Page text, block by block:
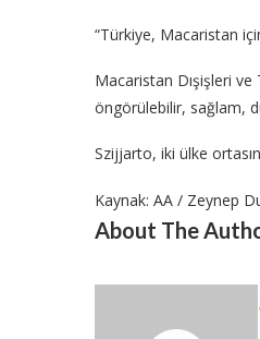
“Türkiye, Macaristan
Macaristan Dışişleri ve
öngörülebilir, sağlam,
Szijjarto, iki ülke
Kaynak: AA / Zeynep
About The